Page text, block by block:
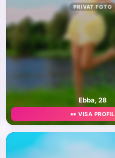
PRIVAT FOTO
Ebba, 28
👀 VISA PROFIL